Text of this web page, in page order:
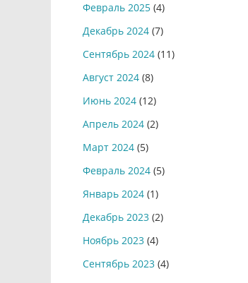
Февраль 2025 (4)
Декабрь 2024 (7)
Сентябрь 2024 (11)
Август 2024 (8)
Июнь 2024 (12)
Апрель 2024 (2)
Март 2024 (5)
Февраль 2024 (5)
Январь 2024 (1)
Декабрь 2023 (2)
Ноябрь 2023 (4)
Сентябрь 2023 (4)